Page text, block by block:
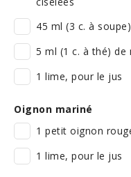
45 ml (3 c. à
5 ml (1 c. à thé) de
1 lime, pour le jus
Oignon mariné
1 petit oignon
1 lime, pour le jus